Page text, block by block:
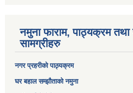
नमुना फाराम, पाठ्यक्रम तथा
सामग्रीहरु
नगर प्रहरीको पाठ्यक्रम
घर बहाल सम्झौताको नमुना